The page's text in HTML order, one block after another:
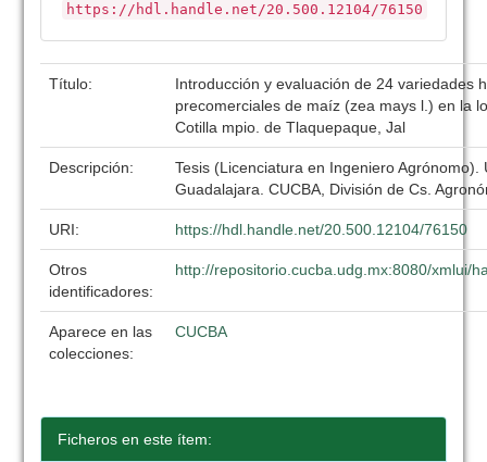
https://hdl.handle.net/20.500.12104/76150
Título:
Introducción y evaluación de 24 variedades
precomerciales de maíz (zea mays l.) en la
Cotilla mpio. de Tlaquepaque, Jal
Descripción:
Tesis (Licenciatura en Ingeniero Agrónomo).
Guadalajara. CUCBA, División de Cs.
URI: https://hdl.handle.net/20.500.12104/76150
Otros
identificadores:
http://repositorio.cucba.udg.mx:8080/xmlui/
Aparece en las
colecciones:
CUCBA
Ficheros en este ítem: